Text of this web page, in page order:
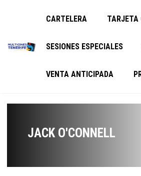
CARTELERA TARJETA
SESIONES ESPECIALES
VENTA ANTICIPADA
JACK O'CONNELL